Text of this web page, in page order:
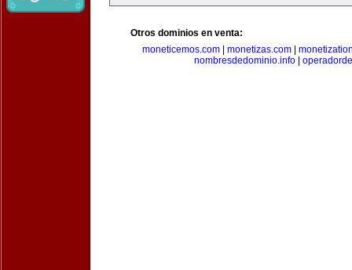
Otros dominios en venta:
moneticemos.com
monetizas.com
nombresdedominio.info